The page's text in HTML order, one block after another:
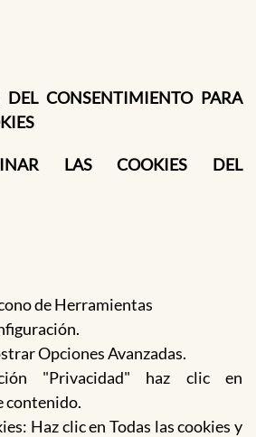
DEL CONSENTIMIENTO PARA
LAS COOKIES DEL
de Herramientas
Opciones Avanzadas.
"Privacidad" haz clic en
contenido.
Haz clic en Todas las cookies y